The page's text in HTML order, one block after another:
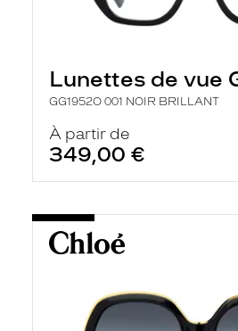
Lunettes de vue
GG1952O 001 NOIR BRILLANT
À partir de
349,00 €